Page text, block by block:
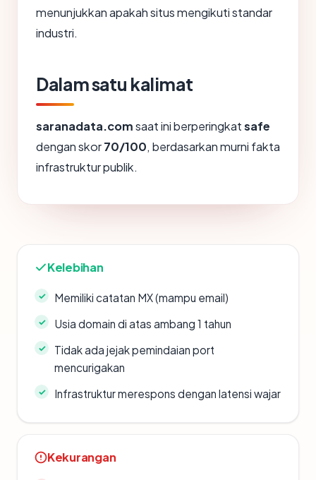
menunjukkan apakah situs mengikuti standar
industri.
Dalam satu kalimat
saranadata.comsaat ini berperingkatsafe
dengan skor70/100, berdasarkan murni fakta
infrastruktur publik.
Kelebihan
Memiliki catatan MX (mampu email)
Usia domain di atas ambang 1 tahun
Tidak ada jejak pemindaian port
mencurigakan
Infrastruktur merespons dengan latensi wajar
Kekurangan